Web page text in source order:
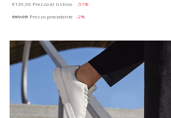
€139,90 Prezzo di listino
-51%
€69,95 Prezzo precedente -2%